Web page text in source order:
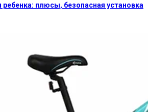
плюсы, безопасная установка